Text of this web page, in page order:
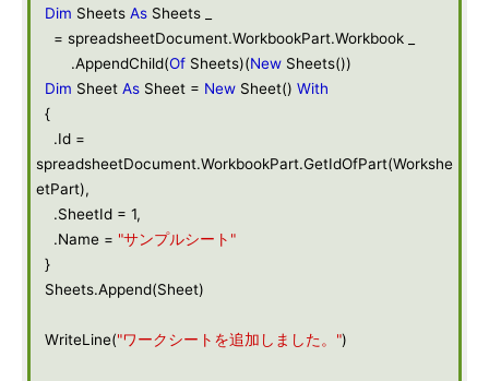
Dim Sheets As Sheets _
= spreadsheetDocument.WorkbookPart.Workbook _
.AppendChild(Of Sheets)(New Sheets())
Dim Sheet As Sheet = New Sheet() With
{
.Id =
spreadsheetDocument.WorkbookPart.GetIdOfPart(Workshe
etPart),
.SheetId = 1,
.Name = "サンプルシート"
}
Sheets.Append(Sheet)
WriteLine("ワークシートを追加しました。")